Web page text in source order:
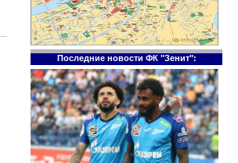
Последние новости ФК "Зенит":